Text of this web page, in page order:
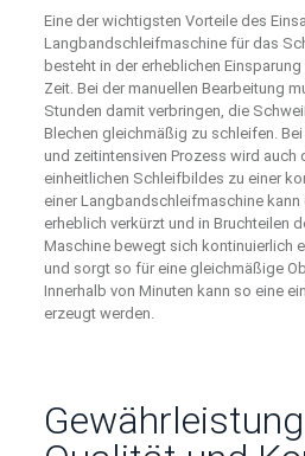
Eine der wichtigsten Vorteile des
Langbandschleifmaschine für das
besteht in der erheblichen
Zeit. Bei der manuellen Bearbeitung
Stunden damit verbringen, die
Blechen gleichmäßig zu schleifen.
und zeitintensiven Prozess wird auch
einheitlichen Schleifbildes zu einer
einer Langbandschleifmaschine
erheblich verkürzt und in Bruchteilen
Maschine bewegt sich kontinuierlich
und sorgt so für eine gleichmäßige
Innerhalb von Minuten kann so eine
erzeugt werden.